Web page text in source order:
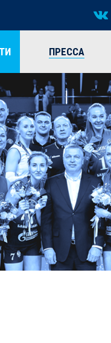
ПРЕССА